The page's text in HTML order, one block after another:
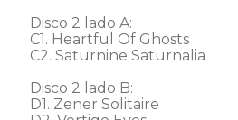
Disco 2 lado A:
C1. Heartful Of Ghosts
C2. Saturnine Saturnalia
Disco 2 lado B:
D1. Zener Solitaire